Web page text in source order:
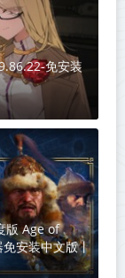
免安装
版 Age of
安装中文版丨